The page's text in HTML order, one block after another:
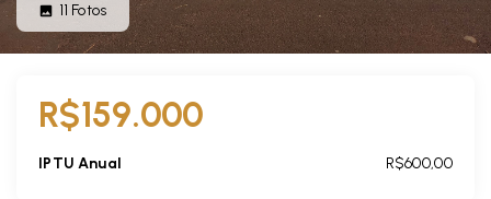
11 Fotos
R$159.000
IPTU Anual R$600,00